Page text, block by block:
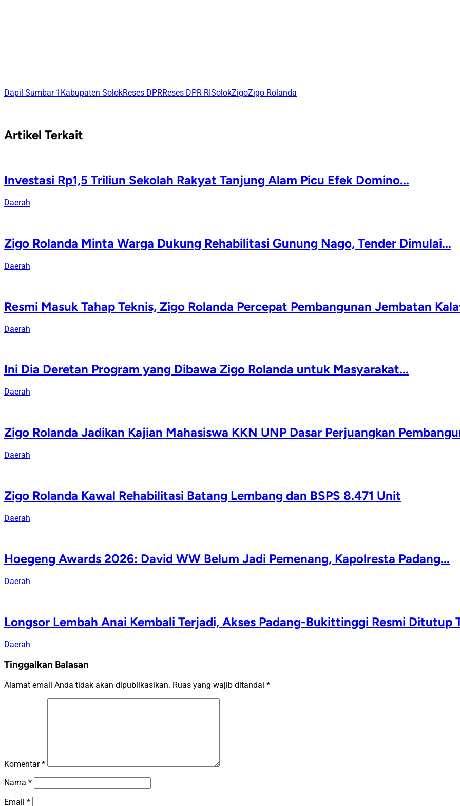
Dapil Sumbar 1 Kabupaten SolokReses DPRReses DPR RI SolokZigoZigo Rolanda
Artikel Terkait
Investasi Rp1,5 Triliun Sekolah Rakyat Tanjung Alam Picu Efek Domino...
Daerah
Zigo Rolanda Minta Warga Dukung Rehabilitasi Gunung Nago, Tender Dimulai...
Daerah
Resmi Masuk Tahap Teknis, Zigo Rolanda Percepat Pembangunan Jembatan
Daerah
Ini Dia Deretan Program yang Dibawa Zigo Rolanda untuk Masyarakat...
Daerah
Zigo Rolanda Jadikan Kajian Mahasiswa KKN UNP Dasar Perjuangkan
Daerah
Zigo Rolanda Kawal Rehabilitasi Batang Lembang dan BSPS 8.471 Unit
Daerah
Hoegeng Awards 2026: David WW Belum Jadi Pemenang, Kapolresta Padang...
Daerah
Longsor Lembah Anai Kembali Terjadi, Akses Padang-Bukittinggi Resmi Ditutup
Daerah
Tinggalkan Balasan
Alamat email Anda tidak akan dipublikasikan. Ruas yang wajib ditandai *
Komentar*
Nama *
Email *